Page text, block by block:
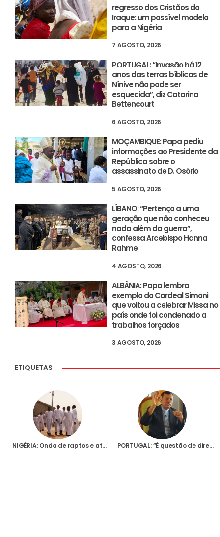
regresso dos Cristãos do
Iraque: um possível modelo
para a Nigéria
7 AGOSTO, 2026
PORTUGAL: “Invasão há 12
anos das terras bíblicas de
Nínive não pode ser
esquecida”, diz Catarina
Bettencourt
6 AGOSTO, 2026
MOÇAMBIQUE: Papa pediu
informações ao Presidente da
República sobre o
assassinato de D. Osório
5 AGOSTO, 2026
LÍBANO: “Pertenço a uma
geração que não conheceu
nada além da guerra”,
confessa Arcebispo Hanna
Rahme
4 AGOSTO, 2026
ALBÂNIA: Papa lembra
exemplo do Cardeal Simoni
que voltou a celebrar Missa no
país onde foi condenado a
trabalhos forçados
3 AGOSTO, 2026
ETIQUETAS
NIGÉRIA: Onda de raptos e ataques contra sacerdotes e elementos da Igreja inquieta a comunidade cristã PORTUGAL: “É questão de direitos humanos”, diz Arcebispo de Lahore sobre os raptos e conversões forçadas de menores no Paquistão